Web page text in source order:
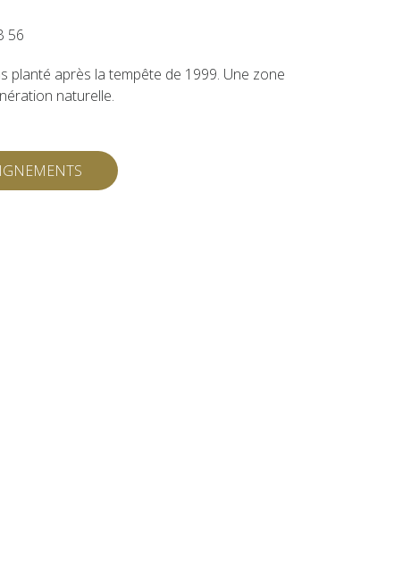
56
planté après la tempête de 1999. Une zone
naturelle.